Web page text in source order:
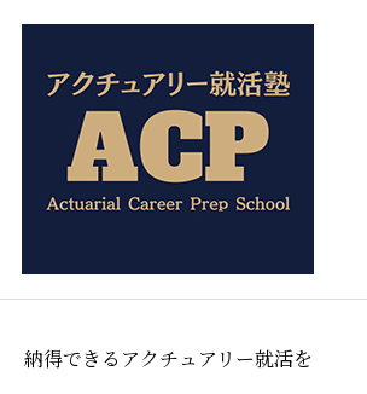
納得できるアクチュアリー就活を